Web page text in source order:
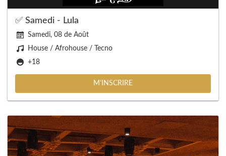
✅ Samedi - Lula
Samedi, 08 de Août
House / Afrohouse / Tecno
+18
M'INSCRIRE